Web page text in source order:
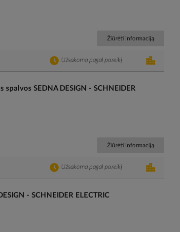
Žiūrėti informaciją
Užsakoma pagal poreikį
SEDNA DESIGN - SCHNEIDER
Žiūrėti informaciją
Užsakoma pagal poreikį
- SCHNEIDER ELECTRIC